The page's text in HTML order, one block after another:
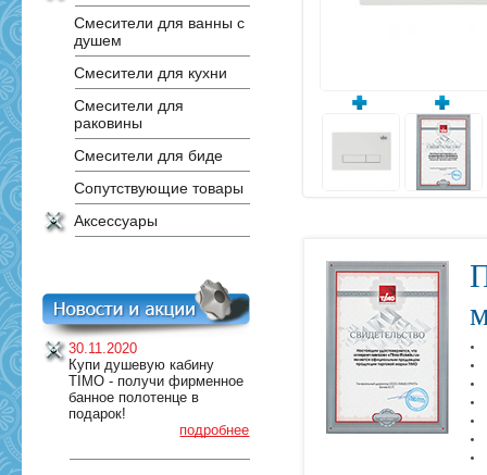
Смесители для ванны с
душем
Смесители для кухни
Смесители для
раковины
Смесители для биде
Сопутствующие товары
Аксессуары
30.11.2020
Купи душевую кабину
TIMO - получи фирменное
банное полотенце в
подарок!
подробнее